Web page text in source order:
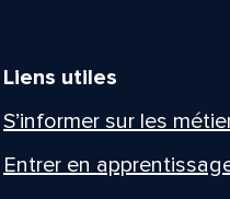
Liens utiles
S’informer sur les
Entrer en